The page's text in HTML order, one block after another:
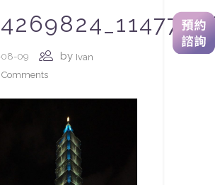
08-09 by Ivan
Comments